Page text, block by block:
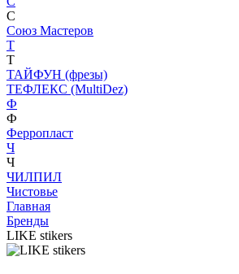
С
Союз Мастеров
Т
Т
ТАЙФУН (фрезы)
ТЕФЛЕКС (MultiDez)
Ф
Ф
Ферропласт
Ч
Ч
ЧИЛПИЛ
Чистовье
Главная
Бренды
LIKE stikers